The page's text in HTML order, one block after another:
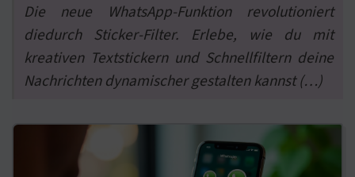
Die neue WhatsApp-Funktion revolutioniert
diedurch Sticker-Filter. Erlebe, wie du mit
kreativen Textstickern und Schnellfiltern deine
Nachrichten dynamischer gestalten kannst (…)